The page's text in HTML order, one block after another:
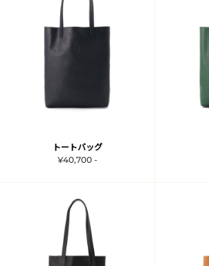
トートバッグ
¥40,700 -